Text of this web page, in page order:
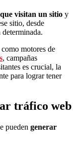
visitan un sitio y
sitio, desde
motores de
, campañas
es crucial, la
para lograr tener
tráfico web
pueden generar